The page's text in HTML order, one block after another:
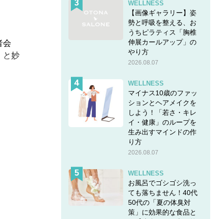
会
と妙
WELLNESS
【画像ギャラリー】姿
勢と呼吸を整える、お
うちピラティス「胸椎
伸展カールアップ」の
やり方
2026.08.07
WELLNESS
マイナス10歳のファッ
ションとヘアメイクを
しよう！「若さ・キレ
イ・健康」のループを
生み出すマインドの作
り方
2026.08.07
WELLNESS
お風呂でゴシゴシ洗っ
ても落ちません！40代
50代の「夏の体臭対
策」に効果的な食品と